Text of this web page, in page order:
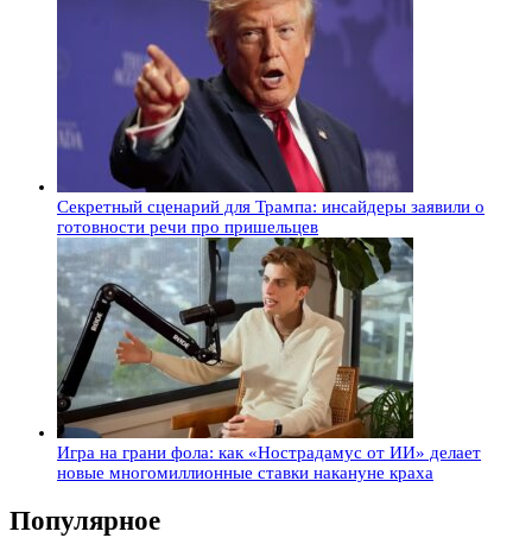
Секретный сценарий для Трампа: инсайдеры заявили о
готовности речи про пришельцев
Игра на грани фола: как «Нострадамус от ИИ» делает
новые многомиллионные ставки накануне краха
Популярное